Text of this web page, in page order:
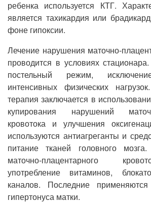
ребенка используется КТГ.
является тахикардия или
фоне гипоксии.
Лечение нарушения маточно-
проводится в условиях
постельный режим,
интенсивных физических
терапия заключается в
купирования нарушений
кровотока и улучшения
используются антиагреганты и
питание тканей головного
маточно-плацентарного
употребление витаминов,
каналов. Последние
гипертонуса матки.